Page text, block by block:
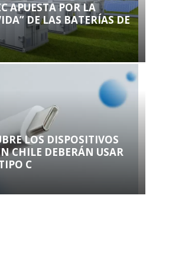
APUESTA POR LA
DE LAS BATERÍAS DE
LOS DISPOSITIVOS
CHILE DEBERÁN USAR
C